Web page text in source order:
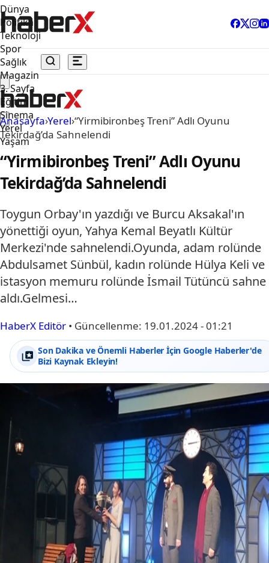
Dünya
Politika
Teknoloji
Spor
Sağlık
Magazin
3. Sayfa
Eğitim
Sinema
Yerel
Yaşam
Anasayfa›Yerel›“Yirmibironbeş Treni” Adlı Oyunu
Tekirdağ’da Sahnelendi
“Yirmibironbeş Treni” Adlı Oyunu
Tekirdağ’da Sahnelendi
Toygun Orbay'ın yazdığı ve Burcu Aksakal'ın
yönettiği oyun, Yahya Kemal Beyatlı Kültür
Merkezi'nde sahnelendi.Oyunda, adam rolünde
Abdulsamet Sünbül, kadın rolünde Hülya Keli ve
istasyon memuru rolünde İsmail Tütüncü sahne
aldı.Gelmesi…
HaberX Editör • Güncellenme: 19.01.2024 - 01:21
Son Dakika ve Önemli Haberler İçin Google Haberler'de
Bizi Kaynak Ekleyin!